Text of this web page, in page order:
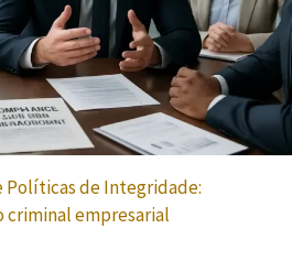
de Integridade:
criminal empresarial